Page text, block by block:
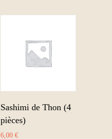
Sashimi de Thon (4
pièces)
6,00 €